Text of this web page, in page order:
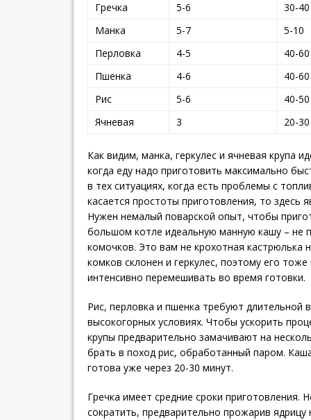
Гречка
5-6
30-40
Манка
5-7
5-10
Перловка
4-5
40-60
Пшенка
4-6
40-60
Рис
5-6
40-50
Ячневая
3 20-30
Как видим, манка, геркулес и ячневая крупа
когда еду надо приготовить максимально
в тех ситуациях, когда есть проблемы с
касается простоты приготовления, то здесь
Нужен немалый поварской опыт, чтобы
большом котле идеальную манную кашу – не
комочков. Это вам не крохотная кастрюлька
комков склонен и геркулес, поэтому его
интенсивно перемешивать во время готовки.
Рис, перловка и пшенка требуют длительной
высокогорных условиях. Чтобы ускорить
крупы предварительно замачивают на
брать в поход рис, обработанный паром.
готова уже через 20-30 минут.
Гречка имеет средние сроки приготовления.
сократить, предварительно прожарив ядрицу